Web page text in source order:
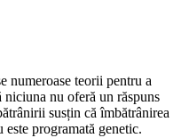
numeroase teorii pentru a
nu oferă un răspuns
susțin că îmbătrânirea
programată genetic.